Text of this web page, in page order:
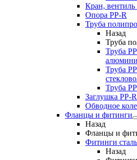
Кран, вентиль
Опора PP-R
Труба
Назад
Труба
Труба
Труба
Труба
Заглушка PP-R
Обводное
Фланцы и фитинги
Назад
Фланцы и
Фитинги
Назад